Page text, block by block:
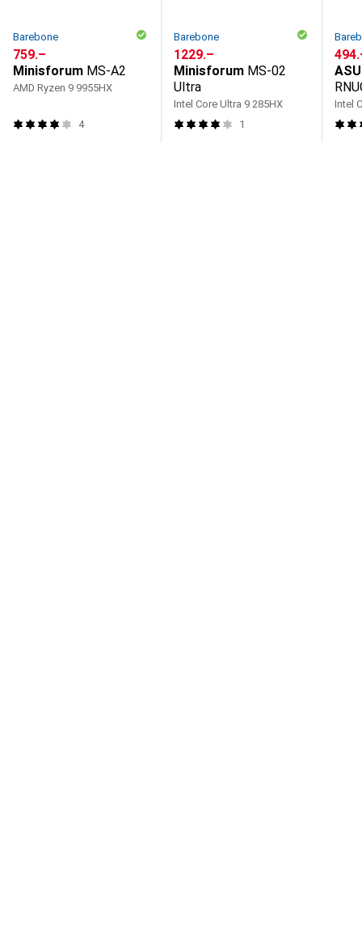
Barebone
CHF
759.–
Minisforum MS-A2
AMD Ryzen 9 9955HX
4
Barebone
CHF
1229.–
Minisforum MS-02
Ultra
Intel Core Ultra 9 285HX
1
CHF
Intel